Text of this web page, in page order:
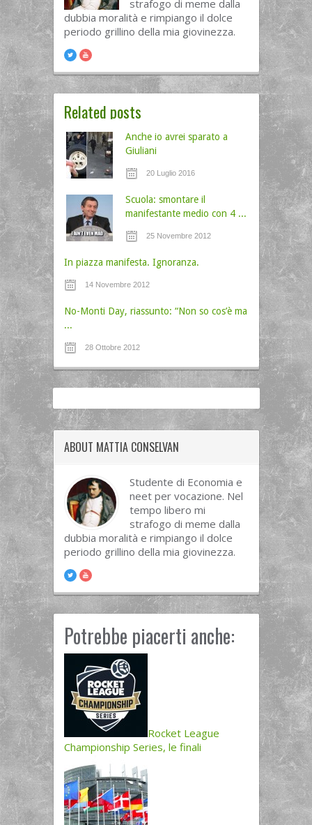
strafogo di meme dalla
dubbia moralità e rimpiango il dolce
periodo grillino della mia giovinezza.
Related posts
Anche io avrei sparato a
Giuliani
20 Luglio 2016
Scuola: smontare il
manifestante medio con 4 ...
25 Novembre 2012
In piazza manifesta. Ignoranza.
14 Novembre 2012
No-Monti Day, riassunto: “Non so cos’è ma
...
28 Ottobre 2012
ABOUT MATTIA CONSELVAN
Studente di Economia e
neet per vocazione. Nel
tempo libero mi
strafogo di meme dalla
dubbia moralità e rimpiango il dolce
periodo grillino della mia giovinezza.
Potrebbe piacerti anche:
Rocket League
Championship Series, le finali